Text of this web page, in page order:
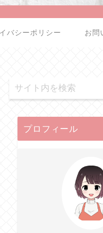
バシーポリシー お問
プロフィール